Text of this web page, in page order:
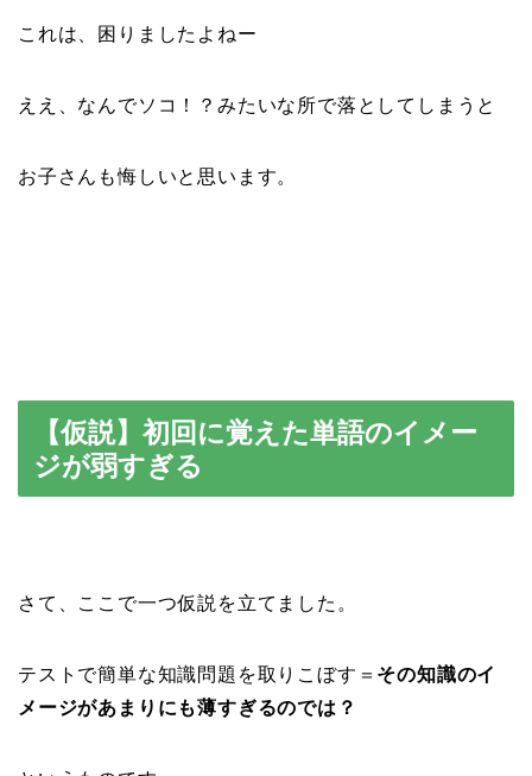
これは、困りましたよねー
ええ、なんでソコ！？みたいな所で落としてしまうと
お子さんも悔しいと思います。
【仮説】初回に覚えた単語のイメー
ジが弱すぎる
さて、ここで一つ仮説を立てました。
テストで簡単な知識問題を取りこぼす＝ その知識のイ
メージがあまりにも薄すぎるのでは？